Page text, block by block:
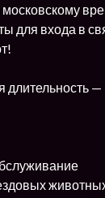
московскому
для входа в
длительность —